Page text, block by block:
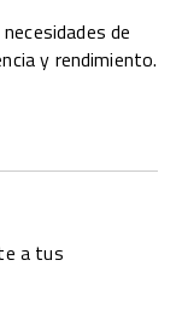
de
y rendimiento.
a tus